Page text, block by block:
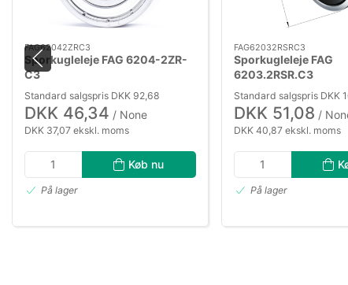
FAG62042ZRC3
Sporkugleleje FAG 6204-2ZR-
C3
Standard salgspris DKK 92,68
DKK 46,34 / None
DKK 37,07 ekskl. moms
Køb nu
På lager
FAG62032RSRC3
Sporkugleleje FAG
6203.2RSR.C3
Standard salgspris DKK
DKK 51,08 /
DKK 40,87 ekskl. moms
På lager